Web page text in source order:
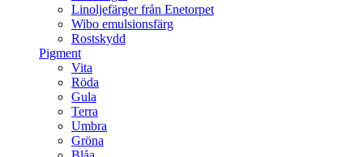
Linoljefärger från Enetorpet
Wibo emulsionsfärg
Rostskydd
Pigment
Vita
Röda
Gula
Terra
Umbra
Gröna